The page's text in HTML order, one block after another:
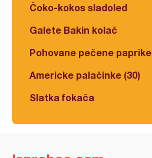
Čoko-kokos sladoled
Galete Bakin kolač
Pohovane pečene paprike
Americke palačinke (30)
Slatka fokača